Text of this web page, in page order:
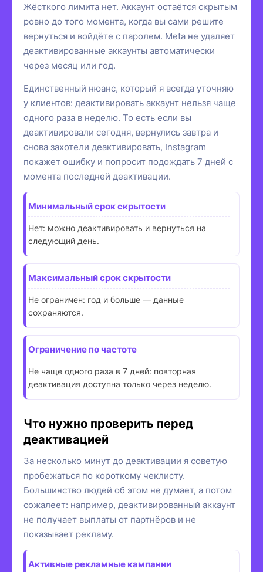
Жёсткого лимита нет. Аккаунт остаётся скрытым
ровно до того момента, когда вы сами решите
вернуться и войдёте с паролем. Meta не удаляет
деактивированные аккаунты автоматически
через месяц или год.
Единственный нюанс, который я всегда уточняю
у клиентов: деактивировать аккаунт нельзя чаще
одного раза в неделю. То есть если вы
деактивировали сегодня, вернулись завтра и
снова захотели деактивировать, Instagram
покажет ошибку и попросит подождать 7 дней с
момента последней деактивации.
Минимальный срок скрытости
Нет: можно деактивировать и вернуться на
следующий день.
Максимальный срок скрытости
Не ограничен: год и больше — данные
сохраняются.
Ограничение по частоте
Не чаще одного раза в 7 дней: повторная
деактивация доступна только через неделю.
Что нужно проверить перед
деактивацией
За несколько минут до деактивации я советую
пробежаться по короткому чеклисту.
Большинство людей об этом не думает, а потом
сожалеет: например, деактивированный аккаунт
не получает выплаты от партнёров и не
показывает рекламу.
Активные рекламные кампании